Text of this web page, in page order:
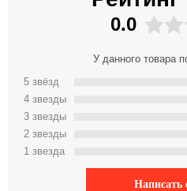
0.0
У данного товара
5 звёзд
4 звeзды
3 звeзды
2 звeзды
1 звeзда
Написать